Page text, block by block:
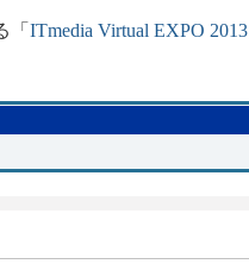
「 ITmedia Virtual EXPO 2013